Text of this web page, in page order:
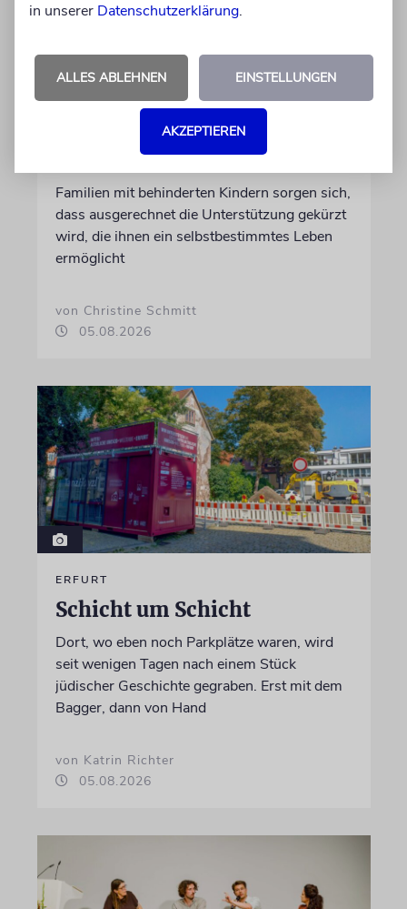
Hilfe im Alltag
Familien mit behinderten Kindern sorgen sich,
dass ausgerechnet die Unterstützung gekürzt
wird, die ihnen ein selbstbestimmtes Leben
ermöglicht
von Christine Schmitt
05.08.2026
ERFURT
Schicht um Schicht
Dort, wo eben noch Parkplätze waren, wird
seit wenigen Tagen nach einem Stück
jüdischer Geschichte gegraben. Erst mit dem
Bagger, dann von Hand
von Katrin Richter
05.08.2026
in unserer Datenschutzerklärung.
ALLES ABLEHNEN EINSTELLUNGEN
AKZEPTIEREN